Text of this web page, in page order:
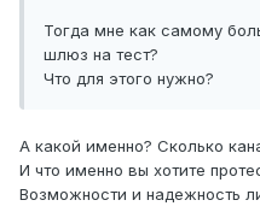
Тогда мне как самому
шлюз на тест?
Что для этого нужно?
А какой именно? Сколько
И что именно вы хотите
Возможности и надежность